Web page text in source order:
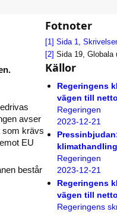
avser
som krävs
EU
består
Fotnoter
[1] Sida 1,
[2] Sida 19, Globala
Källor
Regeringens
vägen till
Regeringen
2023-12-21
Regeringen
2023-12-21
Regeringens
vägen till
Regeringens